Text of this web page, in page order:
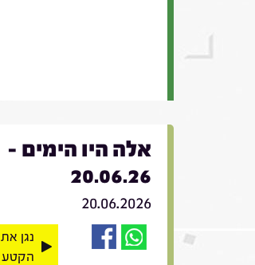
אלה היו הימים -
20.06.26
20.06.2026
נגן את
הקטע